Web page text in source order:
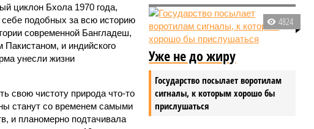
4824
Уже не до жиру
Государство посылает воротилам
сигналы, к которым хорошо бы
прислушаться
циклон Бхола 1970 года,
подобных за всю историю
современной Бангладеш,
и индийского
унесли жизни
свою чистоту природа что-то
станут со временем самыми
и планомерно подтачивала